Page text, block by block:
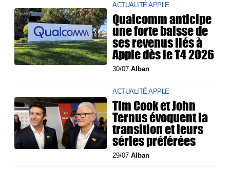
ACTUALITÉ APPLE
Qualcomm anticipe
une forte baisse de
ses revenus liés à
Apple dès le T4 2026
30/07Alban
ACTUALITÉ APPLE
Tim Cook et John
Ternus évoquent la
transition et leurs
séries préférées
29/07Alban